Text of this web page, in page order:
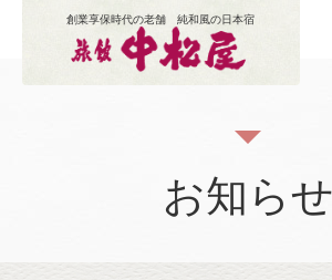
創業享保時代の老舗 純和風の日本宿
お知らせ